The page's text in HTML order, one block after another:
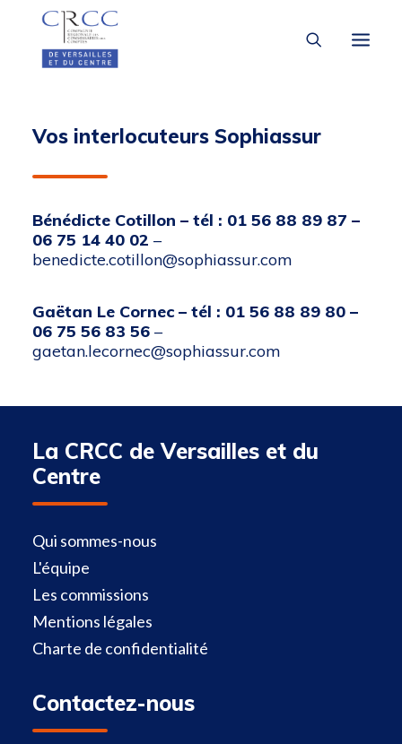
LA CRCC
VOUS ÊTES
Vos interlocuteurs Sophiassur
Bénédicte Cotillon – tél : 01 56 88 89 87 –
06 75 14 40 02 –
benedicte.cotillon@sophiassur.com
Gaëtan Le Cornec – tél : 01 56 88 89 80 –
06 75 56 83 56 –
gaetan.lecornec@sophiassur.com
La CRCC de Versailles et du
Centre
Qui sommes-nous
L'équipe
Les commissions
Mentions légales
Charte de confidentialité
Contactez-nous